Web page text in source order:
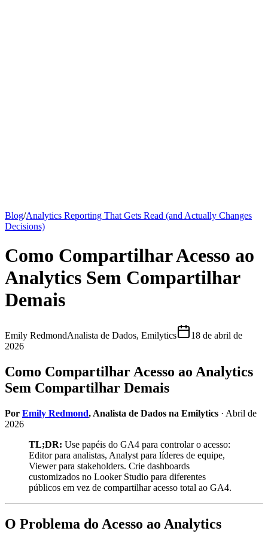
Blog/Analytics Reporting That Gets Read (and Actually Changes
Decisions)
Como Compartilhar Acesso ao
Analytics Sem Compartilhar
Demais
Emily RedmondAnalista de Dados, Emilytics
18 de abril de
2026
Como Compartilhar Acesso ao Analytics
Sem Compartilhar Demais
Por Emily Redmond, Analista de Dados na Emilytics · Abril de
2026
TL;DR: Use papéis do GA4 para controlar o acesso:
Editor para analistas, Analyst para líderes de equipe,
Viewer para stakeholders. Crie dashboards
customizados no Looker Studio para diferentes
públicos em vez de compartilhar acesso total ao GA4.
O Problema do Acesso ao Analytics